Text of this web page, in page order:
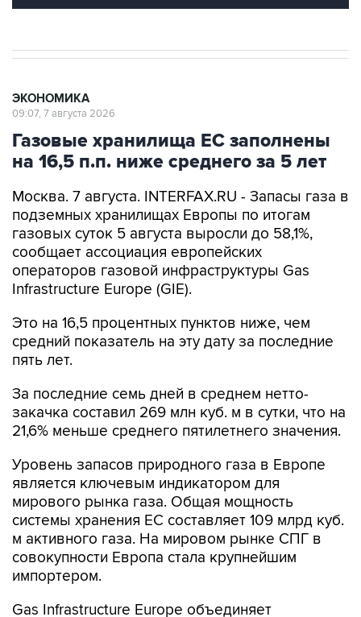
ЭКОНОМИКА
09:07, 7 августа 2026
Газовые хранилища ЕС заполнены
на 16,5 п.п. ниже среднего за 5 лет
Москва. 7 августа. INTERFAX.RU - Запасы газа в
подземных хранилищах Европы по итогам
газовых суток 5 августа выросли до 58,1%,
сообщает ассоциация европейских
операторов газовой инфраструктуры Gas
Infrastructure Europe (GIE).
Это на 16,5 процентных пунктов ниже, чем
средний показатель на эту дату за последние
пять лет.
За последние семь дней в среднем нетто-
закачка составил 269 млн куб. м в сутки, что на
21,6% меньше среднего пятилетнего значения.
Уровень запасов природного газа в Европе
является ключевым индикатором для
мирового рынка газа. Общая мощность
системы хранения ЕС составляет 109 млрд куб.
м активного газа. На мировом рынке СПГ в
совокупности Европа стала крупнейшим
импортером.
Gas Infrastructure Europe объединяет